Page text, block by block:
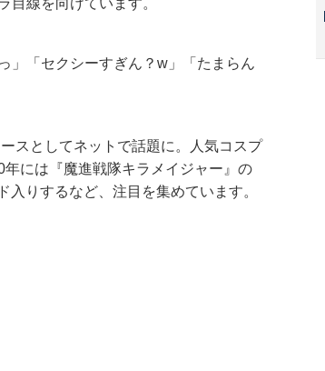
目線を向けています。
」「セクシーすぎん？w」「たまらん
スとしてネットで話題に。人気コスプ
には『魔進戦隊キラメイジャー』の
りするなど、注目を集めています。